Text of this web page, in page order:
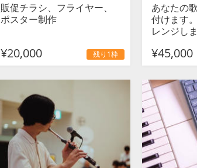
販促チラシ、フライヤー、
ポスター制作
¥20,000 残り1枠
あなたの
付けます
レンジしま
¥45,000